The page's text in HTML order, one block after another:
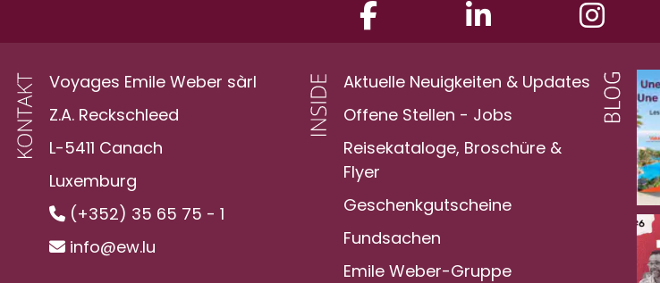
Voyages Emile Weber sàrl
Z.A. Reckschleed
L-5411 Canach
Luxemburg
(+352) 35 65 75 - 1
info@ew.lu
Aktuelle Neuigkeiten & Updates
Offene Stellen - Jobs
Reisekataloge, Broschüre &
Flyer
Geschenkgutscheine
Fundsachen
Emile Weber-Gruppe